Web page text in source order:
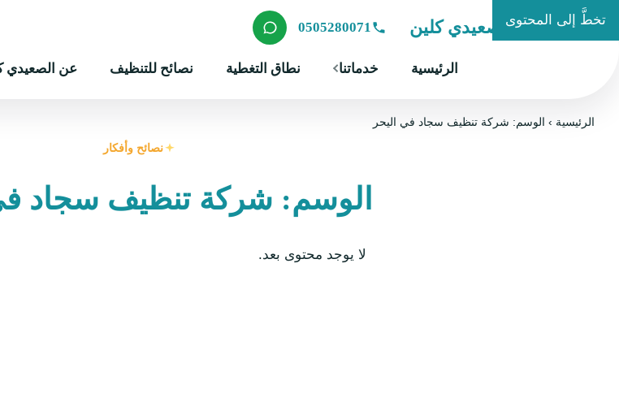
تخطَّ إلى المحتوى
شركة الصعيدي كلين
الرئيسية خدماتنا نطاق التغطية نصائح للتنظيف عن الصعيدي
0505280071
الرئيسية › الوسم: شركة تنظيف سجاد في اليحر
نصائح وأفكار
الوسم: شركة تنظيف سجاد
لا يوجد محتوى بعد.